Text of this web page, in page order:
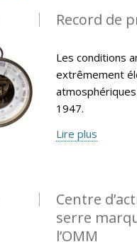
Record de
Les conditions
extrêmement
1947.
Lire plus
Centre
serre
l’OMM